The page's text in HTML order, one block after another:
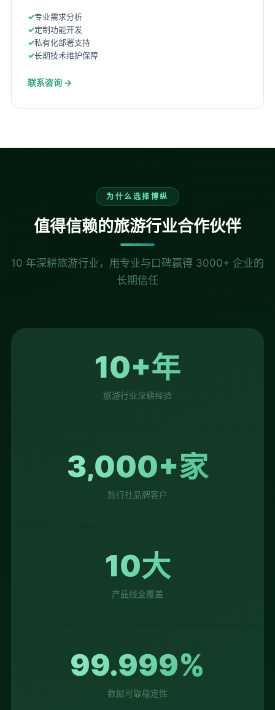
专业需求分析
定制功能开发
私有化部署支持
长期技术维护保障
联系咨询 →
为什么选择博纵
值得信赖的旅游行业合作伙伴
10 年深耕旅游行业，用专业与口碑赢得 3000+ 企业的
长期信任
10+年
旅游行业深耕经验
3,000+家
旅行社品牌客户
10大
产品线全覆盖
99.999%
数据可靠稳定性